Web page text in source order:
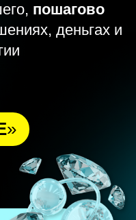
пошагово
деньгах и
»